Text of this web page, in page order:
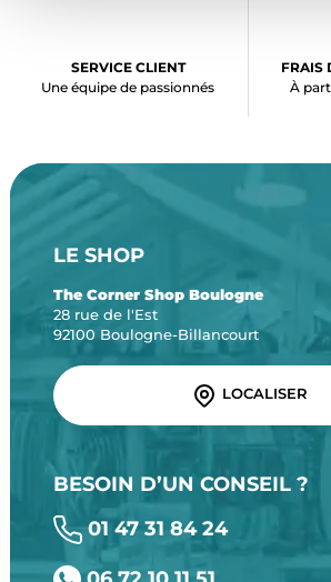
SERVICE CLIENT
Une équipe de passionnés
FRAIS
À
LE SHOP
The Corner Shop Boulogne
28 rue de l'Est
92100 Boulogne-Billancourt
LOCALISER
BESOIN D’UN CONSEIL ?
01 47 31 84 24